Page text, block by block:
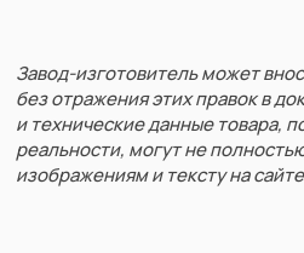
Завод-изготовитель может
без отражения этих правок в
и технические данные товара,
реальности, могут не
изображениям и тексту на